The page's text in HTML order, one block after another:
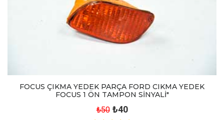
FOCUS ÇIKMA YEDEK PARÇA FORD CIKMA YEDEK
FOCUS 1 ÖN TAMPON SİNYALİ"
₺50 ₺40